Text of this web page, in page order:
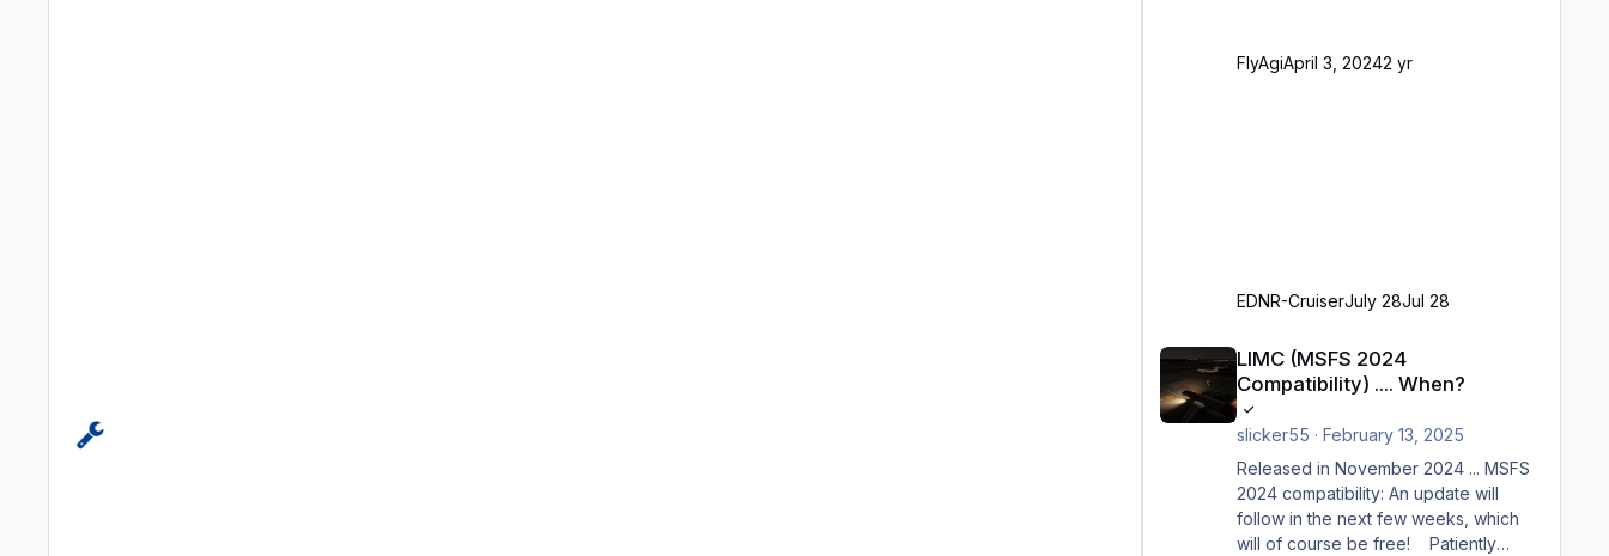
der GA-Ramps) Kompl
FlyAgiApril 3, 20242 yr
EDNR-CruiserJuly 28Jul 28
LIMC (MSFS 2024
Compatibility) .... When?
slicker55 · February 13, 2025
Released in November 2024 ... MSFS
2024 compatibility: An update will
follow in the next few weeks, which
will of course be free! Patiently